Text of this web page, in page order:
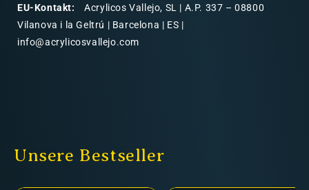
EU-Kontakt:
Acrylicos Vallejo, SL | A.P. 337 – 08800
Vilanova i la Geltrú | Barcelona | ES |
info@acrylicosvallejo.com
Unsere Bestseller